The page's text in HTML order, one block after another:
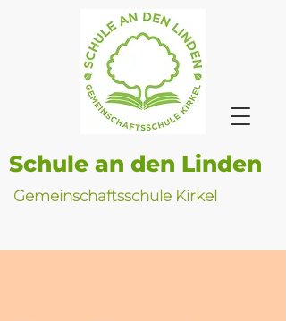
Schule an den Linden
Gemeinschaftsschule Kirkel